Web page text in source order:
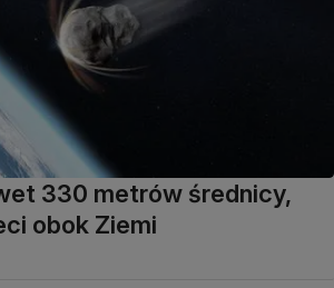
330 metrów średnicy,
obok Ziemi